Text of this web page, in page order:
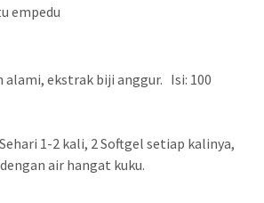
empedu
alami, ekstrak biji anggur. Isi: 100
Sehari 1-2 kali, 2 Softgel setiap kalinya,
air hangat kuku.